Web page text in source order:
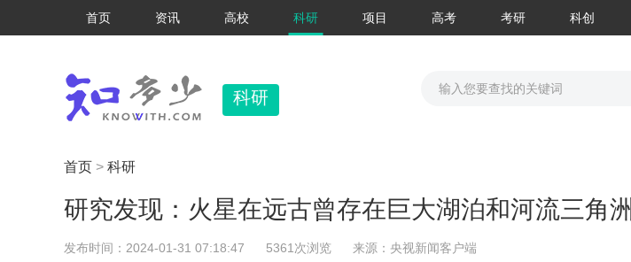
首页 资讯 高校 科研 项目 高考 考研 科创
科研
首页 > 科研
研究发现：火星在远古曾存在巨大湖泊和河流三角洲
发布时间：2024-01-31 07:18:47 5361次浏览 来源：央视新闻客户端